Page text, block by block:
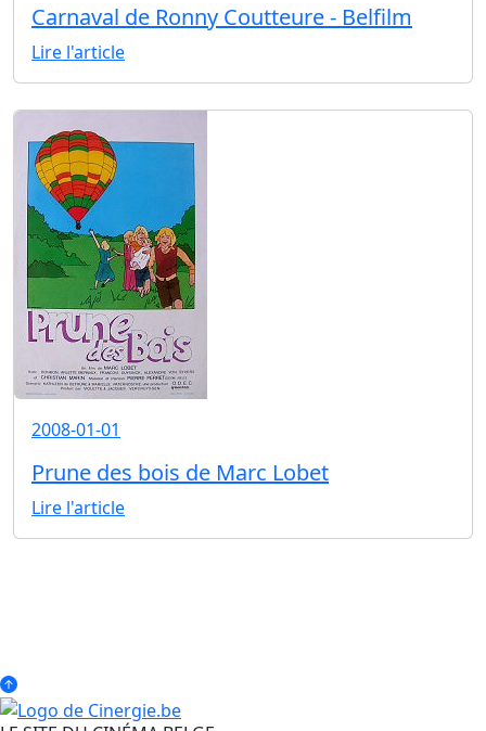
Carnaval de Ronny Coutteure - Belfilm
Lire l'article
2008-01-01
Prune des bois de Marc Lobet
Lire l'article